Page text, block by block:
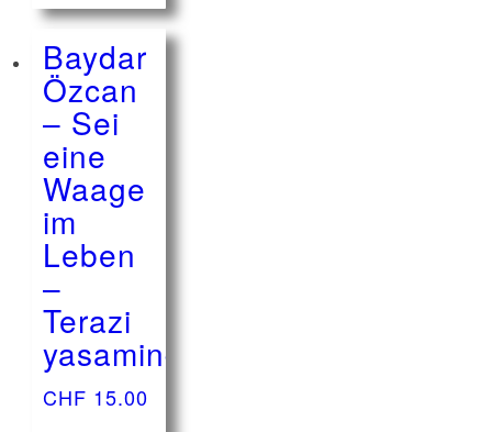
Baydar
Özcan
– Sei
eine
Waage
im
Leben
–
Terazi
yasaminda
CHF 15.00